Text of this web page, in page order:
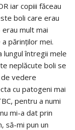
iar copiii făceau
boli care erau
erau mult mai
părinților mei.
lungul întregii mele
neplăcute boli se
de vedere
cu patogeni mai
pentru a numi
mi-a dat prin
să-mi pun un